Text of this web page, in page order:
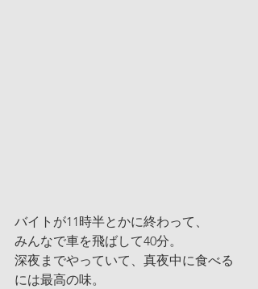
バイトが11時半とかに終わって、
みんなで車を飛ばして40分。
深夜までやっていて、真夜中に食べる
には最高の味。